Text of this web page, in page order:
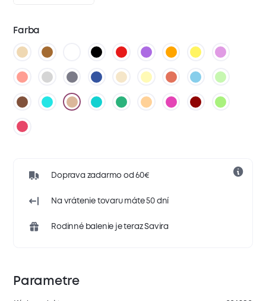
Farba
Doprava zadarmo od 60€
Na vrátenie tovaru máte 50 dní
Rodinné balenie je teraz Savira
Parametre